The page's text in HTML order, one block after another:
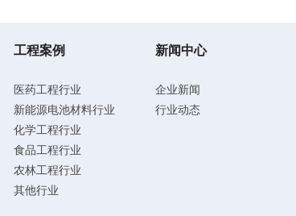
工程案例
医药工程行业
新能源电池材料行业
化学工程行业
食品工程行业
农林工程行业
其他行业
新闻中心
企业新闻
行业动态